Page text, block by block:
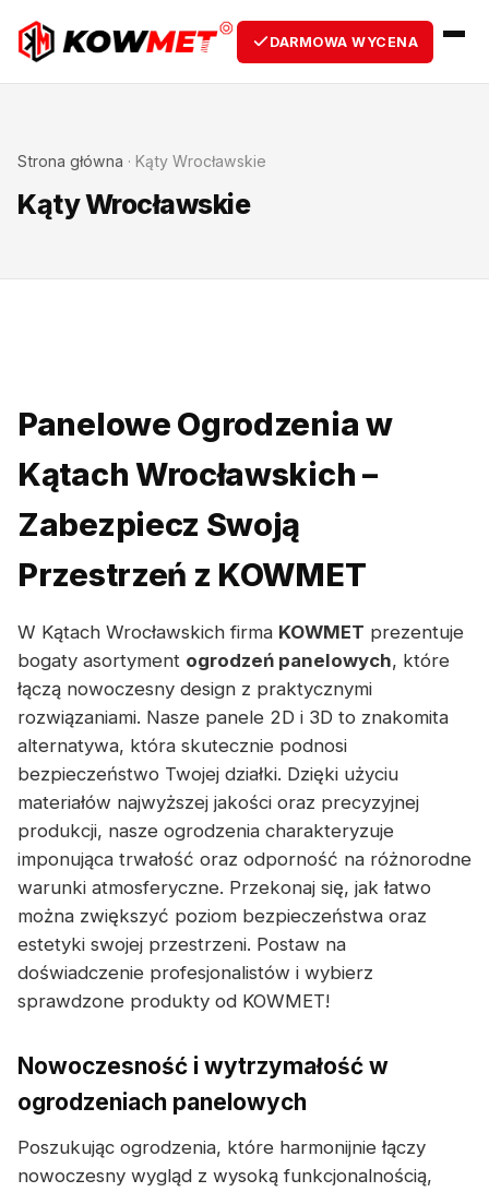
DARMOWA WYCENA
Strona główna · Kąty Wrocławskie
Kąty Wrocławskie
Panelowe Ogrodzenia w
Kątach Wrocławskich –
Zabezpiecz Swoją
Przestrzeń z KOWMET
W Kątach Wrocławskich firma KOWMET prezentuje
bogaty asortyment ogrodzeń panelowych, które
łączą nowoczesny design z praktycznymi
rozwiązaniami. Nasze panele 2D i 3D to znakomita
alternatywa, która skutecznie podnosi
bezpieczeństwo Twojej działki. Dzięki użyciu
materiałów najwyższej jakości oraz precyzyjnej
produkcji, nasze ogrodzenia charakteryzuje
imponująca trwałość oraz odporność na różnorodne
warunki atmosferyczne. Przekonaj się, jak łatwo
można zwiększyć poziom bezpieczeństwa oraz
estetyki swojej przestrzeni. Postaw na
doświadczenie profesjonalistów i wybierz
sprawdzone produkty od KOWMET!
Nowoczesność i wytrzymałość w
ogrodzeniach panelowych
Poszukując ogrodzenia, które harmonijnie łączy
nowoczesny wygląd z wysoką funkcjonalnością,